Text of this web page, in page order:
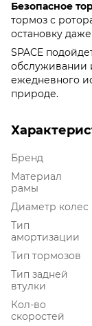
Безопасное
тормоз с
остановку
SPACE
обслуживании
ежедневного
природе.
Бренд
Материал
рамы
Диаметр колес
Тип
амортизации
Тип тормозов
Тип задней
втулки
Кол-во
скоростей